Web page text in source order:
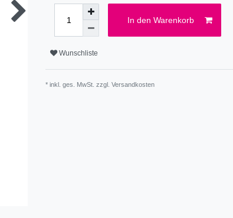
In den Warenkorb
Wunschliste
* inkl. ges. MwSt. zzgl. Versandkosten